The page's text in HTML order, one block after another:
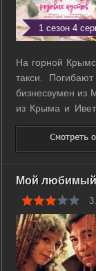
1 сезон 4
На горной
такси.
бизнесвумен
из Крыма и
женщины
рассказывает о
случайного в
Мой любимый